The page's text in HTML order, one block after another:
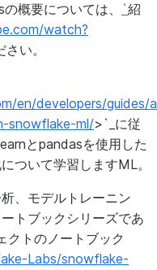
概要については、 `紹
watch?
い。
en/developers/guides/
snowflake-ml/>`_に従
とpandasを使用した
ついて学習しますML。
、モデルトレーニン
トブックシリーズであ
クトのノートブック
Labs/snowflake-